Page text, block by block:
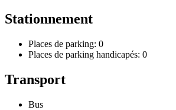
Stationnement
Places de parking: 0
Places de parking handicapés: 0
Transport
Bus